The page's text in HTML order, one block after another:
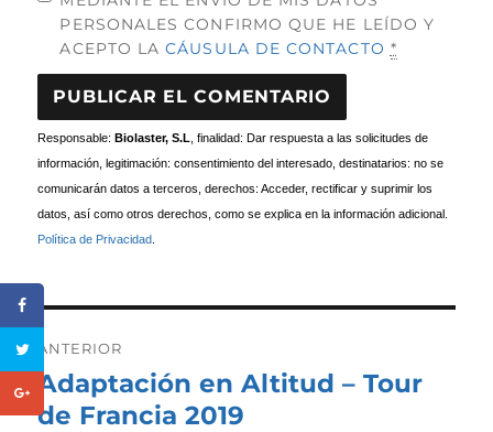
PERSONALES CONFIRMO QUE HE LEÍDO Y
ACEPTO LACÁUSULA DE CONTACTO *
Responsable:Biolaster, S.L , finalidad: Dar respuesta a las solicitudes de
información, legitimación: consentimiento del interesado, destinatarios: no se
comunicarán datos a terceros, derechos: Acceder, rectificar y suprimir los
datos, así como otros derechos, como se explica en la información adicional.
Política de Privacidad
Navegación
de
entradas
ANTERIOR
Entrada
anterior:
Adaptación en Altitud – Tour
de Francia 2019